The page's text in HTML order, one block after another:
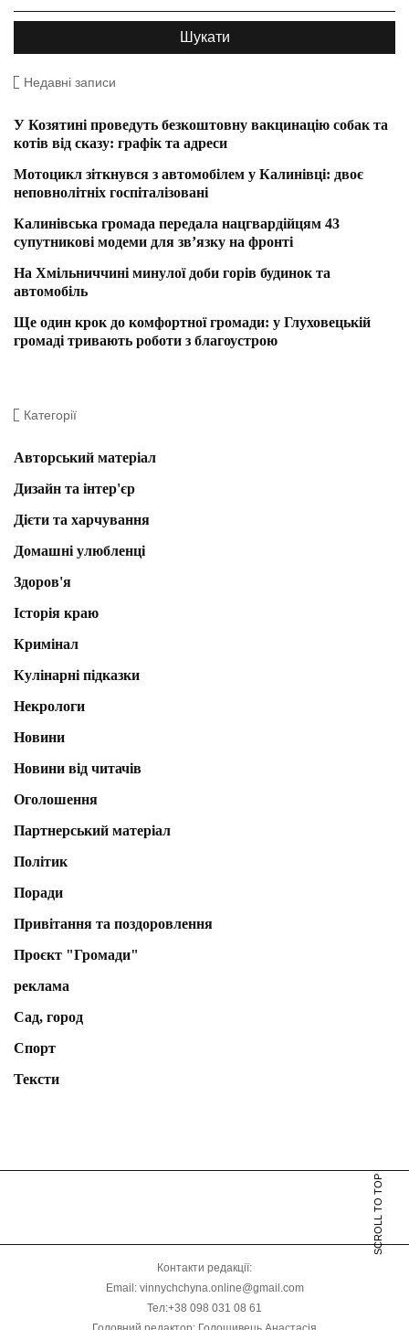
Недавні записи
У Козятині проведуть безкоштовну вакцинацію собак та
котів від сказу: графік та адреси
Мотоцикл зіткнувся з автомобілем у Калинівці: двоє
неповнолітніх госпіталізовані
Калинівська громада передала нацгвардійцям 43
супутникові модеми для зв’язку на фронті
На Хмільниччині минулої доби горів будинок та
автомобіль
Ще один крок до комфортної громади: у Глуховецькій
громаді тривають роботи з благоустрою
Категорії
Авторський матеріал
Дизайн та інтер'єр
Дієти та харчування
Домашні улюбленці
Здоров'я
Історія краю
Кримінал
Кулінарні підказки
Некрологи
Новини
Новини від читачів
Оголошення
Партнерський матеріал
Політик
Поради
Привітання та поздоровлення
Проєкт "Громади"
реклама
Сад, город
Спорт
Тексти
SCROLL TO TOP
Контакти редакції:
Email: vinnychchyna.online@gmail.com
Тел:+38 098 031 08 61